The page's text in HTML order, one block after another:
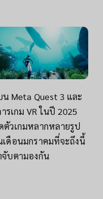
Meta Quest 3 และ
รเกม VR ในปี 2025
ตัวเกมหลากหลายรูป
ดือนมกราคมที่จะถึงนี้
จับตามองกัน